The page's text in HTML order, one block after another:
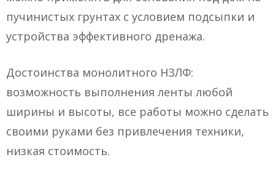
пучинистых грунтах с условием подсыпки и
устройства эффективного дренажа.
Достоинства монолитного НЗЛФ:
возможность выполнения ленты любой
ширины и высоты, все работы можно сделать
своими руками без привлечения техники,
низкая стоимость.